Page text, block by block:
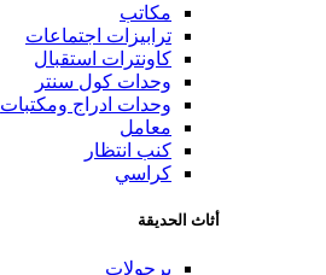
مكاتب
ترابيزات اجتماعات
كاونترات استقبال
وحدات كول سنتر
وحدات ادراج ومكتبات
معامل
كنب انتظار
كراسي
أثاث الحديقة
برجولات